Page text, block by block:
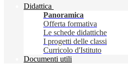
Didattica
Panoramica
Offerta formativa
Le schede didattiche
I progetti delle classi
Curricolo d'Istituto
Documenti utili